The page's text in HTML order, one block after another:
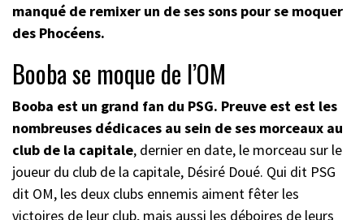
manqué de remixer un de ses sons pour se moquer
des Phocéens.
Booba se moque de l’OM
Booba est un grand fan du PSG. Preuve est est les
nombreuses dédicaces au sein de ses morceaux au
club de la capitale, dernier en date, le morceau sur le
joueur du club de la capitale, Désiré Doué. Qui dit PSG
dit OM, les deux clubs ennemis aiment fêter les
victoires de leur club, mais aussi les déboires de leurs